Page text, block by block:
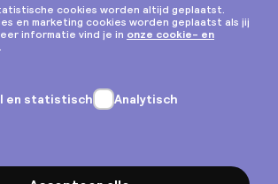
Privacy & cookies
Algemene voorwaarden